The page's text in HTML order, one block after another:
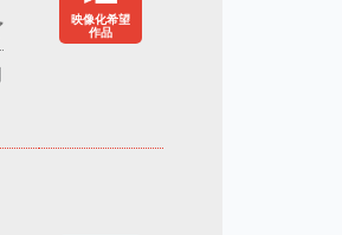
映像化希望
作品